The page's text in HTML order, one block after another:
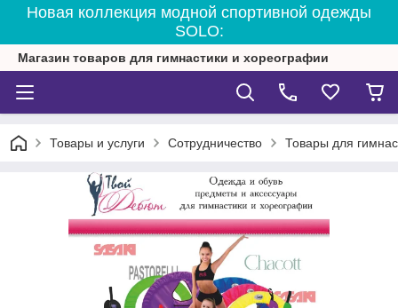
Новая коллекция модной спортивной одежды
SOLO:
Магазин товаров для гимнастики и хореографии
Товары и услуги Сотрудничество Товары для